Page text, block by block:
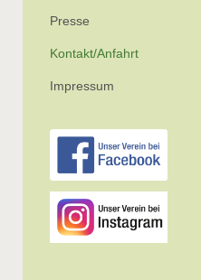
Presse
Kontakt/Anfahrt
Impressum